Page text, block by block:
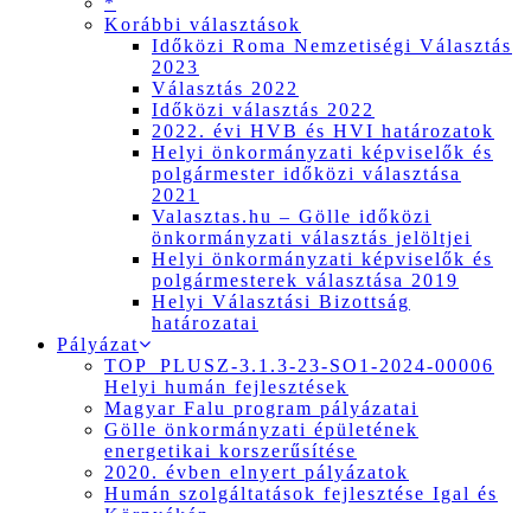
Korábbi választások
Időközi Roma Nemzetiségi Választás
2023
Választás 2022
Időközi választás 2022
2022. évi HVB és HVI határozatok
Helyi önkormányzati képviselők és
polgármester időközi választása
2021
Valasztas.hu – Gölle időközi
önkormányzati választás jelöltjei
Helyi önkormányzati képviselők és
polgármesterek választása 2019
Helyi Választási Bizottság
határozatai
Pályázat
TOP_PLUSZ-3.1.3-23-SO1-2024-00006
Helyi humán fejlesztések
Magyar Falu program pályázatai
Gölle önkormányzati épületének
energetikai korszerűsítése
2020. évben elnyert pályázatok
Humán szolgáltatások fejlesztése Igal és